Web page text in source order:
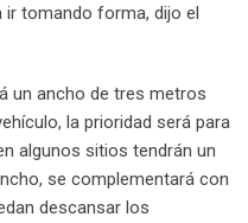
tomando forma, dijo el
un ancho de tres metros
la prioridad será para
algunos sitios tendrán un
se complementará con
descansar los